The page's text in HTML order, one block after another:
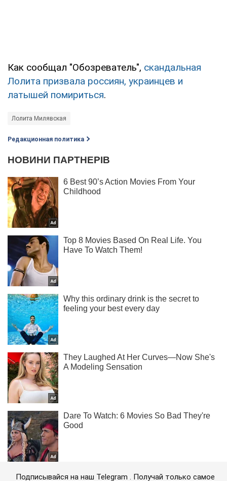
Как сообщал "Обозреватель", скандальная
Лолита призвала россиян, украинцев и
латышей помириться.
Лолита Милявская
Редакционная политика
Подписывайся на наш Telegram . Получай только самое